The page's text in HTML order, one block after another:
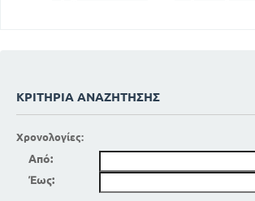
ΚΡΙΤΉΡΙΑ ΑΝΑΖΉΤΗΣΗΣ
Χρονολογίες:
Από:
Έως: